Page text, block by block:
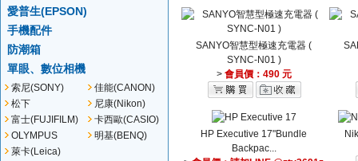
愛普生(EPSON)
手機配件
防潮箱
單眼、數位相機
索尼(SONY)
佳能(CANON)
松下
(Panasonic)
尼康(Nikon)
富士(FUJIFILM)
卡西歐(CASIO)
OLYMPUS
明基(BENQ)
萊卡(Leica)
SANYO智慧型極速充電器 (
SYNC-N01 )
> 會員價：490 元
HP Executive 17"Bundle
Backpac...